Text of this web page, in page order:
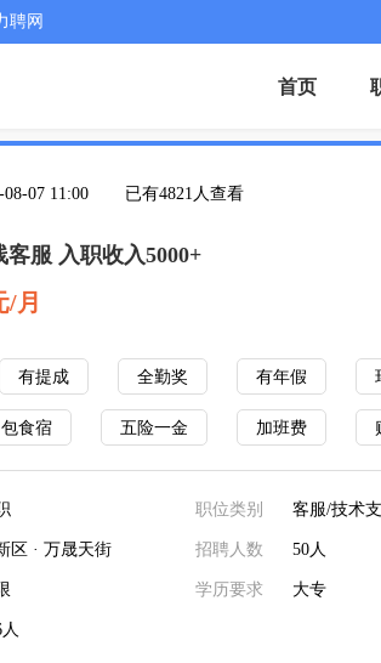
聘网
首页
07 11:00 已有4821人查看
客服 入职收入5000+
/月
有提成 全勤奖 有年假
包食宿 五险一金 加班费
区 · 万晟天街
职位类别 客服/技术
招聘人数 50人
学历要求 大专